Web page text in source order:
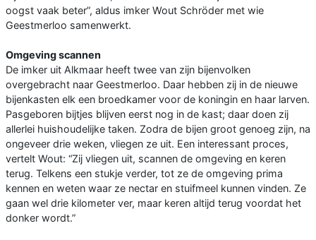
oogst vaak beter”, aldus imker Wout Schröder met wie
Geestmerloo samenwerkt.
Omgeving scannen
De imker uit Alkmaar heeft twee van zijn bijenvolken
overgebracht naar Geestmerloo. Daar hebben zij in de nieuwe
bijenkasten elk een broedkamer voor de koningin en haar larven.
Pasgeboren bijtjes blijven eerst nog in de kast; daar doen zij
allerlei huishoudelijke taken. Zodra de bijen groot genoeg zijn, na
ongeveer drie weken, vliegen ze uit. Een interessant proces,
vertelt Wout: “Zij vliegen uit, scannen de omgeving en keren
terug. Telkens een stukje verder, tot ze de omgeving prima
kennen en weten waar ze nectar en stuifmeel kunnen vinden. Ze
gaan wel drie kilometer ver, maar keren altijd terug voordat het
donker wordt.”